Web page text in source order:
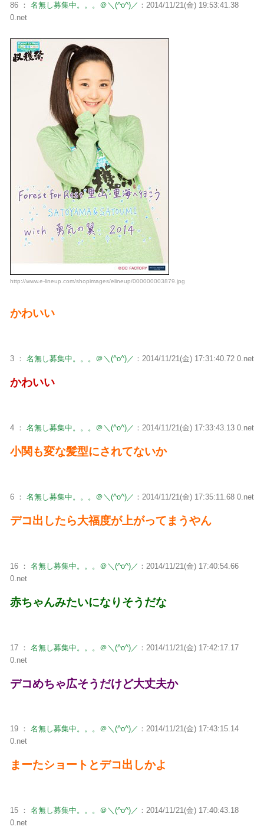
86 ： 名無し募集中。。。＠＼(^o^)／ ：2014/11/21(金) 19:53:41.38
0.net
http://www.e-lineup.com/shopimages/elineup/000000003879.jpg
かわいい
3 ： 名無し募集中。。。＠＼(^o^)／ ：2014/11/21(金) 17:31:40.72 0.net
かわいい
4 ： 名無し募集中。。。＠＼(^o^)／ ：2014/11/21(金) 17:33:43.13 0.net
小関も変な髪型にされてないか
6 ： 名無し募集中。。。＠＼(^o^)／ ：2014/11/21(金) 17:35:11.68 0.net
デコ出したら大福度が上がってまうやん
16 ： 名無し募集中。。。＠＼(^o^)／ ：2014/11/21(金) 17:40:54.66
0.net
赤ちゃんみたいになりそうだな
17 ： 名無し募集中。。。＠＼(^o^)／ ：2014/11/21(金) 17:42:17.17
0.net
デコめちゃ広そうだけど大丈夫か
19 ： 名無し募集中。。。＠＼(^o^)／ ：2014/11/21(金) 17:43:15.14
0.net
まーたショートとデコ出しかよ
15 ： 名無し募集中。。。＠＼(^o^)／ ：2014/11/21(金) 17:40:43.18
0.net